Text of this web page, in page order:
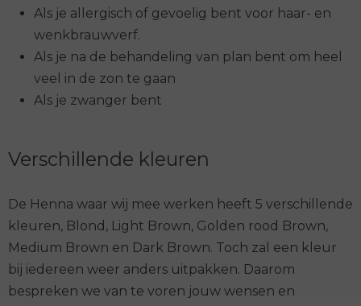
Als je allergisch of gevoelig bent voor haar- en
wenkbrauwverf.
Als je na de behandeling van plan bent om heel
veel in de zon te gaan
Als je zwanger bent
Verschillende kleuren
De Henna waar wij mee werken heeft 5 verschillende
kleuren, Blond, Light Brown, Golden rood Brown,
Medium Brown en Dark Brown. Toch zal een kleur
bij iedereen weer anders uitpakken. Daarom
bespreken we van te voren jouw wensen en